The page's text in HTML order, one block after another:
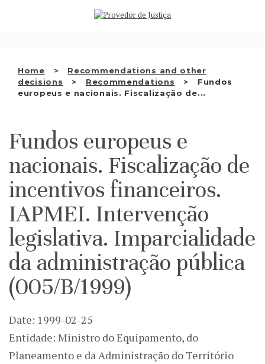
Home
Recommendations and other
decisions
Recommendations
Fundos
europeus e nacionais. Fiscalização de...
WHO WE ARE
INSTITUTION
EN
Fundos europeus e
nacionais. Fiscalização de
incentivos financeiros.
IAPMEI. Intervenção
legislativa. Imparcialidade
da administração pública
(005/B/1999)
Date: 1999-02-25
Entidade: Ministro do Equipamento, do
Planeamento e da Administração do Território